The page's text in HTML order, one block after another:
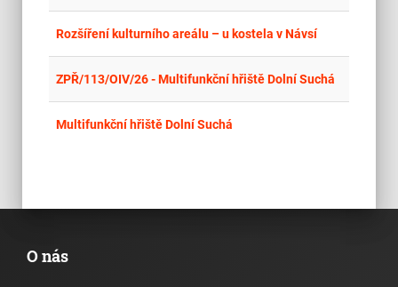
Rozšíření kulturního areálu – u kostela v Návsí
ZPŘ/113/OIV/26 - Multifunkční hřiště Dolní Suchá
Multifunkční hřiště Dolní Suchá
O nás